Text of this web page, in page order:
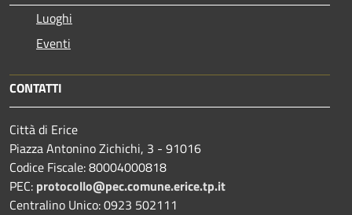
Luoghi
Eventi
CONTATTI
Città di Erice
Piazza Antonino Zichichi, 3 - 91016
Codice Fiscale: 80004000818
PEC: protocollo@pec.comune.erice.tp.it
Centralino Unico: 0923 502111